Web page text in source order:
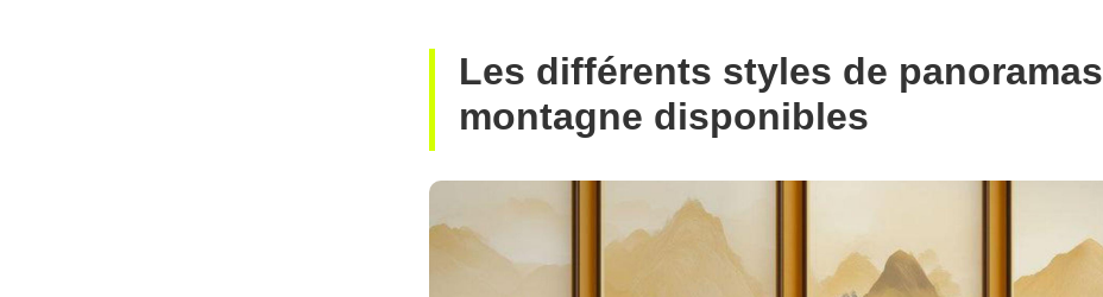
Les différents styles de panoramas
montagne disponibles